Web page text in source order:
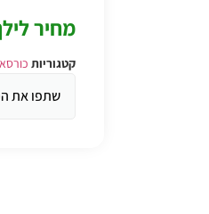
מחיר לילך 4655
קטגוריות
שתפו את